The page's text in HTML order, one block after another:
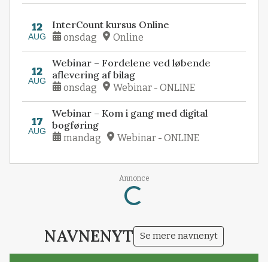
12
AUG
InterCount kursus Online
onsdag Online
12
AUG
Webinar – Fordelene ved løbende
aflevering af bilag
onsdag Webinar - ONLINE
17
AUG
Webinar – Kom i gang med digital
bogføring
mandag Webinar - ONLINE
Annonce
Loading...
NAVNENYT Se mere navnenyt